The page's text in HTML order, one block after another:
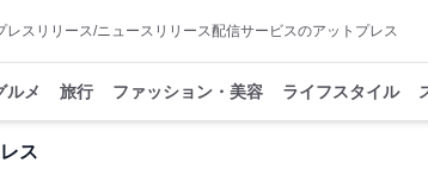
レスリリース/ニュースリリース配信サービスのアットプレス
ルメ 旅行 ファッション・美容 ライフスタイル
ス